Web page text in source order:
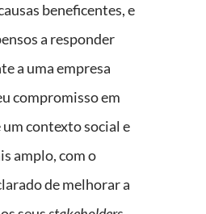
beneficentes, e
a responder
a uma empresa
compromisso em
contexto social e
amplo, com o
de melhorar a